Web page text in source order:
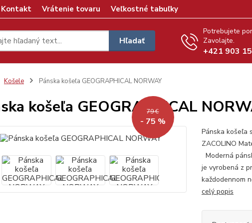
Kontakt Vrátenie tovaru Veľkostné tabuľky
Hľadať
Potrebujete
Zavolajte.
+421 903
Košele Pánska košeľa GEOGRAPHICAL NORWAY
košeľa GEOGRAPHICAL
79 €
- 75 %
Pánska košeľa
ZACOLINO
Moderná
je vyrobená z
každodennom
celý popis